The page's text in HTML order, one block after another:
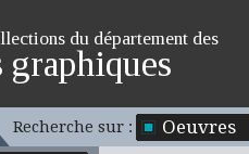
du département des
graphiques
Recherche sur : Oeuvres